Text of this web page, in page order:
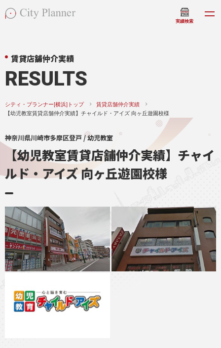
実績検索
賃貸店舗仲介実績
RESULTS
シティ・プランナー[横浜]トップ
賃貸店舗仲介実績
【幼児教室賃貸店舗仲介実績】チャイルド・アイズ 向ヶ丘遊園校様
神奈川県川崎市多摩区登戸 / 幼児教室
【幼児教室賃貸店舗仲介実績】チャイ
ルド・アイズ 向ヶ丘遊園校様